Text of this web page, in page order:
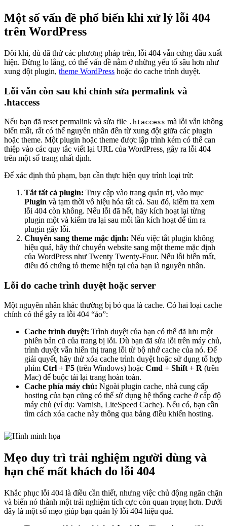
Một số vấn đề phổ biến khi xử lý lỗi 404
trên WordPress
Đôi khi, dù đã thử các phương pháp trên, lỗi 404 vẫn cứng đầu xuất
hiện. Đừng lo lắng, có thể vấn đề nằm ở những yếu tố sâu hơn như
xung đột plugin, theme WordPress hoặc do cache trình duyệt.
Lỗi vẫn còn sau khi chỉnh sửa permalink và
.htaccess
Nếu bạn đã reset permalink và sửa file .htaccess mà lỗi vẫn không
biến mất, rất có thể nguyên nhân đến từ xung đột giữa các plugin
hoặc theme. Một plugin hoặc theme được lập trình kém có thể can
thiệp vào các quy tắc viết lại URL của WordPress, gây ra lỗi 404
trên một số trang nhất định.
Để xác định thủ phạm, bạn cần thực hiện quy trình loại trừ:
Tắt tất cả plugin: Truy cập vào trang quản trị, vào mục
Plugin và tạm thời vô hiệu hóa tất cả. Sau đó, kiểm tra xem
lỗi 404 còn không. Nếu lỗi đã hết, hãy kích hoạt lại từng
plugin một và kiểm tra lại sau mỗi lần kích hoạt để tìm ra
plugin gây lỗi.
Chuyển sang theme mặc định: Nếu việc tắt plugin không
hiệu quả, hãy thử chuyển website sang một theme mặc định
của WordPress như Twenty Twenty-Four. Nếu lỗi biến mất,
điều đó chứng tỏ theme hiện tại của bạn là nguyên nhân.
Lỗi do cache trình duyệt hoặc server
Một nguyên nhân khác thường bị bỏ qua là cache. Có hai loại cache
chính có thể gây ra lỗi 404 “ảo”:
Cache trình duyệt: Trình duyệt của bạn có thể đã lưu một
phiên bản cũ của trang bị lỗi. Dù bạn đã sửa lỗi trên máy chủ,
trình duyệt vẫn hiển thị trang lỗi từ bộ nhớ cache của nó. Để
giải quyết, hãy thử xóa cache trình duyệt hoặc sử dụng tổ hợp
phím Ctrl + F5 (trên Windows) hoặc Cmd + Shift + R (trên
Mac) để buộc tải lại trang hoàn toàn.
Cache phía máy chủ: Ngoài plugin cache, nhà cung cấp
hosting của bạn cũng có thể sử dụng hệ thống cache ở cấp độ
máy chủ (ví dụ: Varnish, LiteSpeed Cache). Nếu có, bạn cần
tìm cách xóa cache này thông qua bảng điều khiển hosting.
Mẹo duy trì trải nghiệm người dùng và
hạn chế mất khách do lỗi 404
Khắc phục lỗi 404 là điều cần thiết, nhưng việc chủ động ngăn chặn
và biến nó thành một trải nghiệm tích cực còn quan trọng hơn. Dưới
đây là một số mẹo giúp bạn quản lý lỗi 404 hiệu quả.